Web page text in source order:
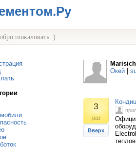
пожаловать :)
Окей
3
раз
Вверх